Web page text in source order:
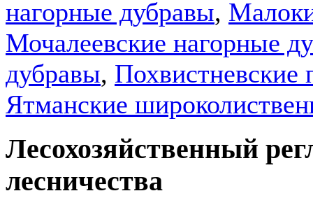
нагорные дубравы,
Мочалеевские нагорные
дубравы, Похвистневские
Ятманские
Лесохозяйственный
лесничества